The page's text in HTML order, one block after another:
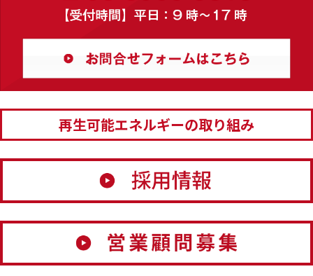
再生可能エネルギーの取り組み